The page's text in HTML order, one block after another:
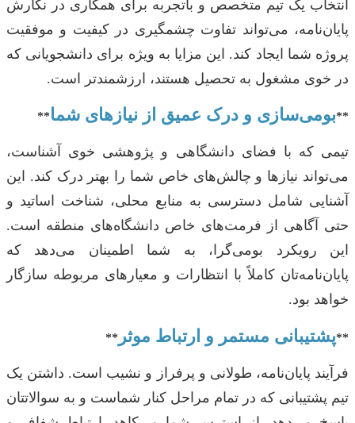
انتخاب یک تیم متخصص و باتجربه برای همکاری در نگارش
پایان‌نامه، می‌تواند تفاوت چشمگیری در کیفیت و موفقیت
پروژه شما ایجاد کند. این مزایا به ویژه برای دانشجویانی که
در خوی مشغول به تحصیل هستند، ارزشمندتر است.
**بومی‌سازی و درک عمیق از نیازهای شما**
تیمی که با فضای دانشگاهی و پژوهشی خوی آشناست،
می‌تواند نیازها و چالش‌های خاص شما را بهتر درک کند. این
آشنایی شامل دسترسی به منابع محلی، شناخت اساتید و
حتی آگاهی از فرمت‌های خاص دانشگاه‌های منطقه است.
این رویکرد بومی‌گرا، به شما اطمینان می‌دهد که
پایان‌نامه‌تان کاملاً با انتظارات و معیارهای مربوطه سازگار
خواهد بود.
**پشتیبانی مستمر و ارتباط موثر **
فرآیند پایان‌نامه، طولانی و پرفراز و نشیب است. داشتن یک
تیم پشتیبانی که در تمام مراحل کنار شماست و به سوالاتتان